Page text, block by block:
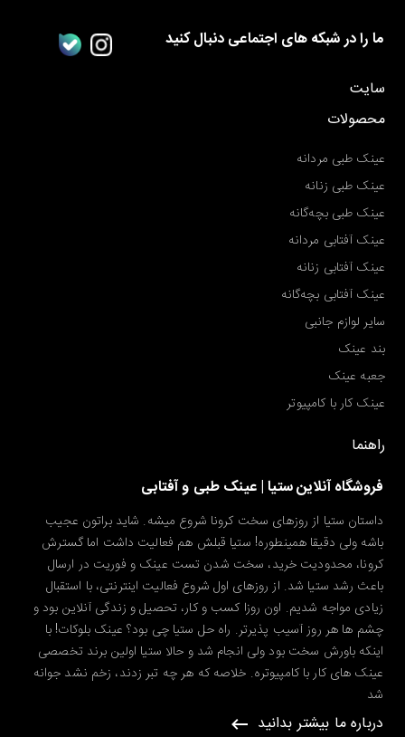
ما را در شبکه های اجتماعی دنبال کنید
سایت
محصولات
عینک طبی مردانه
عینک طبی زنانه
عینک طبی بچه‌گانه
عینک آفتابی مردانه
عینک آفتابی زنانه
عینک آفتابی بچه‌گانه
سایر لوازم جانبی
بند عینک
جعبه عینک
عینک کار با کامپیوتر
راهنما
فروشگاه آنلاین ستیا | عینک طبی و آفتابی
داستان ستیا از روزهای سخت کرونا شروع میشه. شاید براتون عجیب
باشه ولی دقیقا همینطوره! ستیا قبلش هم فعالیت داشت اما گسترش
کرونا، محدودیت خرید، سخت شدن تست عینک و فوریت در ارسال
باعث رشد ستیا شد. از روزهای اول شروع فعالیت اینترنتی، با استقبال
زیادی مواجه شدیم. اون روزا کسب و کار، تحصیل و زندگی آنلاین بود و
چشم ها هر روز آسیب پذیرتر. راه حل ستیا چی بود؟ عینک بلوکات! با
اینکه باورش سخت بود ولی انجام شد و حالا ستیا اولین برند تخصصی
عینک های کار با کامپیوتره. خلاصه که هر چه تبر زدند، زخم نشد جوانه
شد
درباره ما بیشتر بدانید